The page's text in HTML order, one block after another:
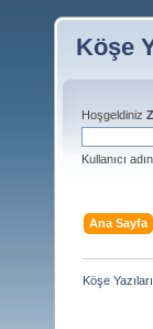
Köşe
Hoşgeldiniz
Kullanıcı
Ana Sayfa
Köşe